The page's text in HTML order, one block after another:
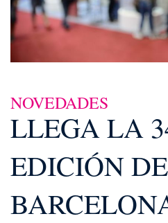
NOVEDADES
LLEGA LA
EDICIÓN